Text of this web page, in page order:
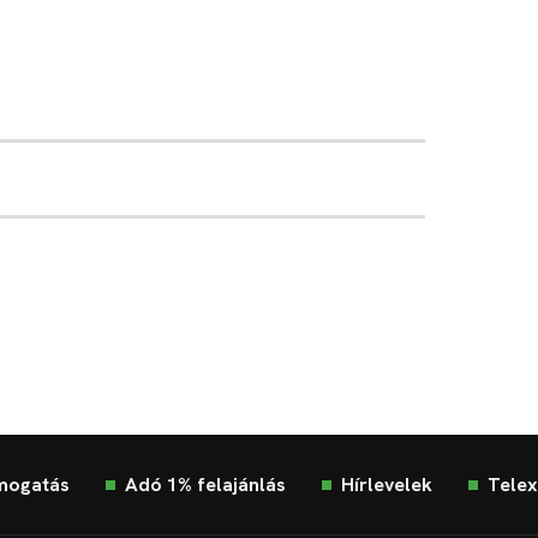
Adó 1% felajánlás Hírlevelek